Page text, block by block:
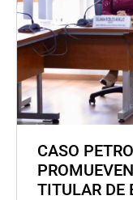
CASO
TITULAR DE